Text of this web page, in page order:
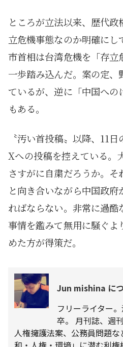
ところが立法以来、歴代
立危機事態なのか明確に
市首相は台湾危機を「存立
一歩踏み込んだ。案の定、
ているが、逆に「中国へ
もある。
〝汚い首投稿〟以降、11
Xへの投稿を控えている。
さすがに自粛だろうか。
と向き合いながら中国政
ればならない。非常に過酷
事情を鑑みて無用に騒ぐ
めた方が得策だ。
Jun mishina に
フリーライター
卒。 月刊誌、週
人権擁護法案、公務員問題